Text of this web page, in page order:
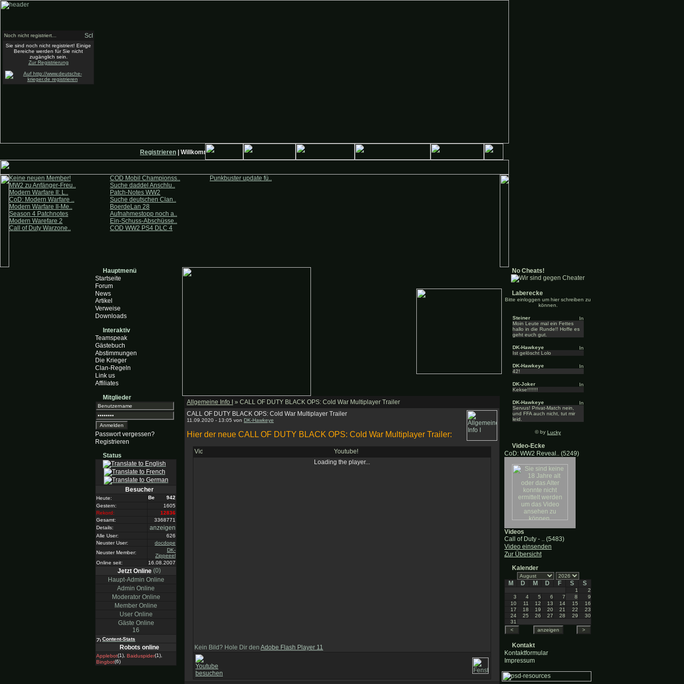
Registrieren| Willkommen auf Deutsche-Krieger.de
Keine neuen Member!
MW2 zu Anfänger-Freu..
Modern Warfare II: L..
CoD: Modern Warfare ..
Modern Warfare II-Me..
Season 4 Patchnotes
Modern Warefare 2
Call of Duty Warzone..
COD Mobil Championss..
Suche daddel Anschlu..
Patch-Notes WW2
Suche deutschen Clan..
BoerdeLan 28
Aufnahmestopp noch a..
Ein-Schuss-Abschüsse..
COD WW2 PS4 DLC 4
Punkbuster update fü..
Hauptmenü
Startseite
Forum
News
Artikel
Verweise
Downloads
Interaktiv
Teamspeak
Gästebuch
Abstimmungen
Die Krieger
Clan-Regeln
Link us
Affiliates
Mitglieder
Passwort vergessen?
Registrieren
Status
Besucher
Heute:
942
Gestern:
1605
Rekord:
12836
Gesamt:
3368771
Details:
anzeigen
Alle User:
626
Neuster User:
docdope
Neuster Member:
DK-
Zippeeel
Online seit:
16.08.2007
Jetzt Online (0)
Haupt-Admin Online
Admin Online
Moderator Online
Member Online
User Online
Gäste Online
16
Content-Stats
Robots online
Applebot(1), Baiduspider(1),
Bingbot(6)
Allgemeine Info I
» CALL OF DUTY BLACK OPS: Cold War Multiplayer Trailer
CALL OF DUTY BLACK OPS: Cold War Multiplayer Trailer
11.09.2020 - 13:05 von DK-Hawkeye
Hier der neue CALL OF DUTY BLACK OPS: Cold War Multiplayer Trailer:
Youtube!
Loading the player...
Kein Bild? Hole Dir den Adobe Flash Player 11
No Cheats!
Laberecke
Bitte einloggen um hier schreiben zu
können.
Steiner
Moin Leute mal ein Fettes
hallo in die Runde!! Hoffe es
geht euch gut.
DK-Hawkeye
Ist gelöscht Lolo
DK-Hawkeye
42!
DK-Joker
Kekse!!!!!!!
DK-Hawkeye
Servus! Privat-Match nein,
und FFA auch nicht, tut mir
leid.
© by Lucky
Video-Ecke
CoD: WW2 Reveal.. (5249)
Videos
Call of Duty - .. (5483)
Video einsenden
Zur Übersicht
Kalender
M D M D F S S
1
2
3
4 5 6 7 8
9
10
11 12 13 14 15
16
17
18 19 20 21 22
23
24
25 26 27 28 29
30
31
Kontakt
Kontaktformular
Impressum
Noch nicht registriert...
Sie sind noch nicht registriert! Einige
Bereiche werden für Sie nicht
zugänglich sein.
Zur Registrierung